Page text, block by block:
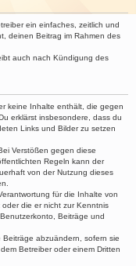
ein einfaches, zeitlich und
deinen Beitrag im Rahmen des
auch nach Kündigung des
keine Inhalte enthält, die gegen
erklärst insbesondere, dass du
Links und Bilder zu setzen
Verstößen gegen diese
Regeln kann der
von der Nutzung dieses
für die Inhalte von
die er nicht zur Kenntnis
Beiträge und
abzuändern, sofern sie
Betreiber oder einem Dritten